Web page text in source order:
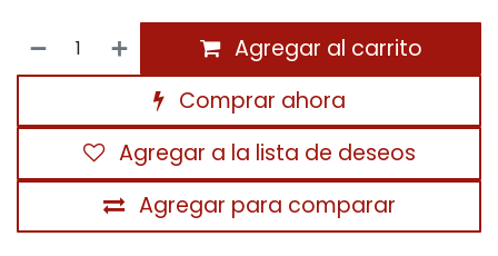
Agregar al carrito
Comprar ahora
Agregar para comparar
Agregar a la lista de deseos